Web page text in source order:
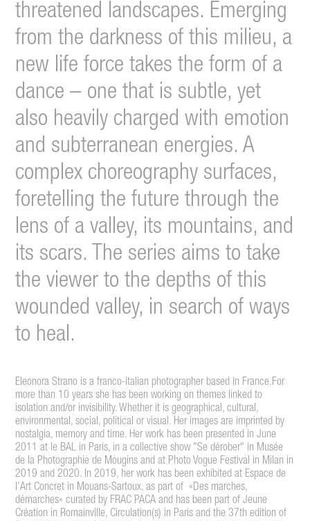
threatened landscapes. Emerging
from the darkness of this milieu, a
new life force takes the form of a
dance – one that is subtle, yet
also heavily charged with emotion
and subterranean energies. A
complex choreography surfaces,
foretelling the future through the
lens of a valley, its mountains, and
its scars. The series aims to take
the viewer to the depths of this
wounded valley, in search of ways
to heal.
Eleonora Strano is a franco-italian photographer based in France.For
more than 10 years she has been working on themes linked to
isolation and/or invisibility. Whether it is geographical, cultural,
environmental, social, political or visual. Her images are imprinted by
nostalgia, memory and time. Her work has been presented in June
2011 at le BAL in Paris, in a collective show "Se dérober" in Musée
de la Photographie de Mougins and at Photo Vogue Festival in Milan in
2019 and 2020. In 2019, her work has been exhibited at Espace de
l’Art Concret in Mouans-Sartoux, as part of «Des marches,
démarches» curated by FRAC PACA and has been part of Jeune
Création in Romainville, Circulation(s) in Paris and the 37th edition of